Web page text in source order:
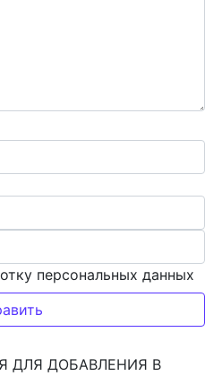
персональных данных
ДЛЯ ДОБАВЛЕНИЯ В